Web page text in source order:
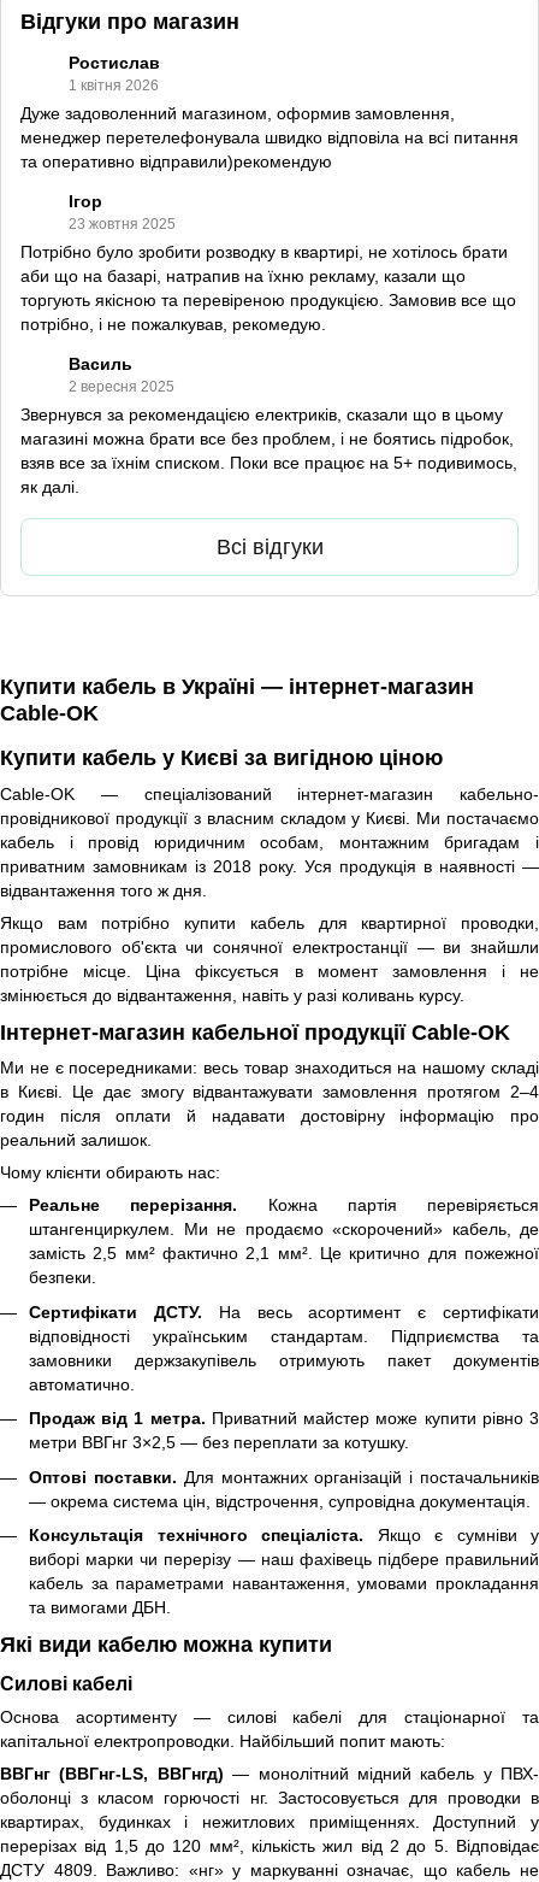
Відгуки про магазин
Ростислав
1 квітня 2026
Дуже задоволенний магазином, оформив замовлення,
менеджер перетелефонувала швидко відповіла на всі питання
та оперативно відправили)рекомендую
Ігор
23 жовтня 2025
Потрібно було зробити розводку в квартирі, не хотілось брати
аби що на базарі, натрапив на їхню рекламу, казали що
торгують якісною та перевіреною продукцією. Замовив все що
потрібно, і не пожалкував, рекомедую.
Василь
2 вересня 2025
Звернувся за рекомендацією електриків, сказали що в цьому
магазині можна брати все без проблем, і не боятись підробок,
взяв все за їхнім списком. Поки все працює на 5+ подивимось,
як далі.
Всі відгуки
Купити кабель в Україні — інтернет-магазин
Cable-OK
Купити кабель у Києві за вигідною ціною
Cable-OK — спеціалізований інтернет-магазин кабельно-
провідникової продукції з власним складом у Києві. Ми постачаємо
кабель і провід юридичним особам, монтажним бригадам і
приватним замовникам із 2018 року. Уся продукція в наявності —
відвантаження того ж дня.
Якщо вам потрібно купити кабель для квартирної проводки,
промислового об'єкта чи сонячної електростанції — ви знайшли
потрібне місце. Ціна фіксується в момент замовлення і не
змінюється до відвантаження, навіть у разі коливань курсу.
Інтернет-магазин кабельної продукції Cable-OK
Ми не є посередниками: весь товар знаходиться на нашому складі
в Києві. Це дає змогу відвантажувати замовлення протягом 2–4
годин після оплати й надавати достовірну інформацію про
реальний залишок.
Чому клієнти обирають нас:
Реальне перерізання. Кожна партія перевіряється
штангенциркулем. Ми не продаємо «скорочений» кабель, де
замість 2,5 мм² фактично 2,1 мм². Це критично для пожежної
безпеки.
Сертифікати ДСТУ. На весь асортимент є сертифікати
відповідності українським стандартам. Підприємства та
замовники держзакупівель отримують пакет документів
автоматично.
Продаж від 1 метра. Приватний майстер може купити рівно 3
метри ВВГнг 3×2,5 — без переплати за котушку.
Оптові поставки. Для монтажних організацій і постачальників
— окрема система цін, відстрочення, супровідна документація.
Консультація технічного спеціаліста. Якщо є сумніви у
виборі марки чи перерізу — наш фахівець підбере правильний
кабель за параметрами навантаження, умовами прокладання
та вимогами ДБН.
Які види кабелю можна купити
Силові кабелі
Основа асортименту — силові кабелі для стаціонарної та
капітальної електропроводки. Найбільший попит мають:
ВВГнг (ВВГнг-LS, ВВГнгд) — монолітний мідний кабель у ПВХ-
оболонці з класом горючості нг. Застосовується для проводки в
квартирах, будинках і нежитлових приміщеннях. Доступний у
перерізах від 1,5 до 120 мм², кількість жил від 2 до 5. Відповідає
ДСТУ 4809. Важливо: «нг» у маркуванні означає, що кабель не